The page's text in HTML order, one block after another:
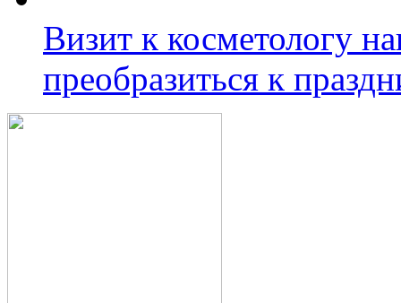
Визит к косметологу
преобразиться к